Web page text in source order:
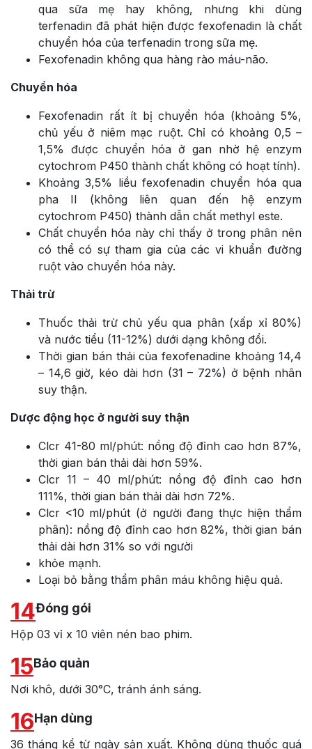
qua sữa mẹ hay không, nhưng khi dùng
terfenadin đã phát hiện được fexofenadin là chất
chuyển hóa của terfenadin trong sữa mẹ.
Fexofenadin không qua hàng rào máu-não.
Chuyển hóa
Fexofenadin rất ít bị chuyển hóa (khoảng 5%,
chủ yếu ở niêm mạc ruột. Chỉ có khoảng 0,5 –
1,5% được chuyển hóa ở gan nhờ hệ enzym
cytochrom P450 thành chất không có hoạt tính).
Khoảng 3,5% liều fexofenadin chuyển hóa qua
pha II (không liên quan đến hệ enzym
cytochrom P450) thành dẫn chất methyl este.
Chất chuyển hóa này chỉ thấy ở trong phân nên
có thể có sự tham gia của các vi khuẩn đường
ruột vào chuyển hóa này.
Thải trừ
Thuốc thải trừ chủ yếu qua phân (xấp xỉ 80%)
và nước tiểu (11-12%) dưới dạng không đổi.
Thời gian bán thải của fexofenadine khoảng 14,4
– 14,6 giờ, kéo dài hơn (31 – 72%) ở bệnh nhân
suy thận.
Dược động học ở người suy thận
Clcr 41-80 ml/phút: nồng độ đỉnh cao hơn 87%,
thời gian bán thải dài hơn 59%.
Clcr 11 – 40 ml/phút: nồng độ đỉnh cao hơn
111%, thời gian bán thải dài hơn 72%.
Clcr <10 ml/phút (ở người đang thực hiện thẩm
phân): nồng độ đỉnh cao hơn 82%, thời gian bán
thải dài hơn 31% so với người
khỏe mạnh.
Loại bỏ bằng thẩm phân máu không hiệu quả.
14Đóng gói
Hộp 03 vỉ x 10 viên nén bao phim.
15Bảo quản
Nơi khô, dưới 30°C, tránh ánh sáng.
16Hạn dùng
36 tháng kể từ ngày sản xuất. Không dùng thuốc quá